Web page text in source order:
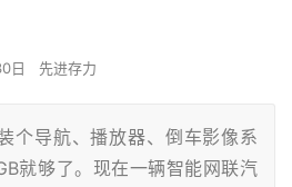
日 先进存力
个导航、播放器、倒车影像系
就够了。现在一辆智能网联汽